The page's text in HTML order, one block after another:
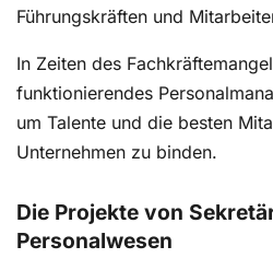
Führungskräften und
In Zeiten des
funktionierendes
um Talente und die besten
Unternehmen zu binden.
Die Projekte von
Personalwesen